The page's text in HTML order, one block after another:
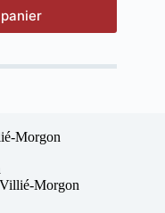
Morgon
Morgon